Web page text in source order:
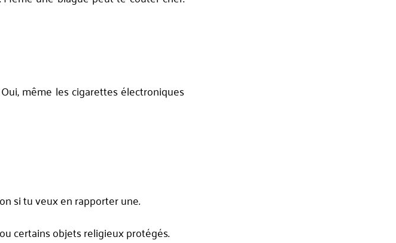
même les cigarettes électroniques
si tu veux en rapporter une.
certains objets religieux protégés.